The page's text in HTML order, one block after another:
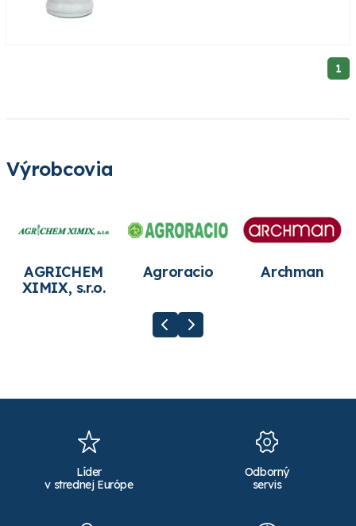
1
Výrobcovia
AGRICHEM
XIMIX, s.r.o.
Agroracio Archman
Líder
v strednej Európe
Odborný
servis